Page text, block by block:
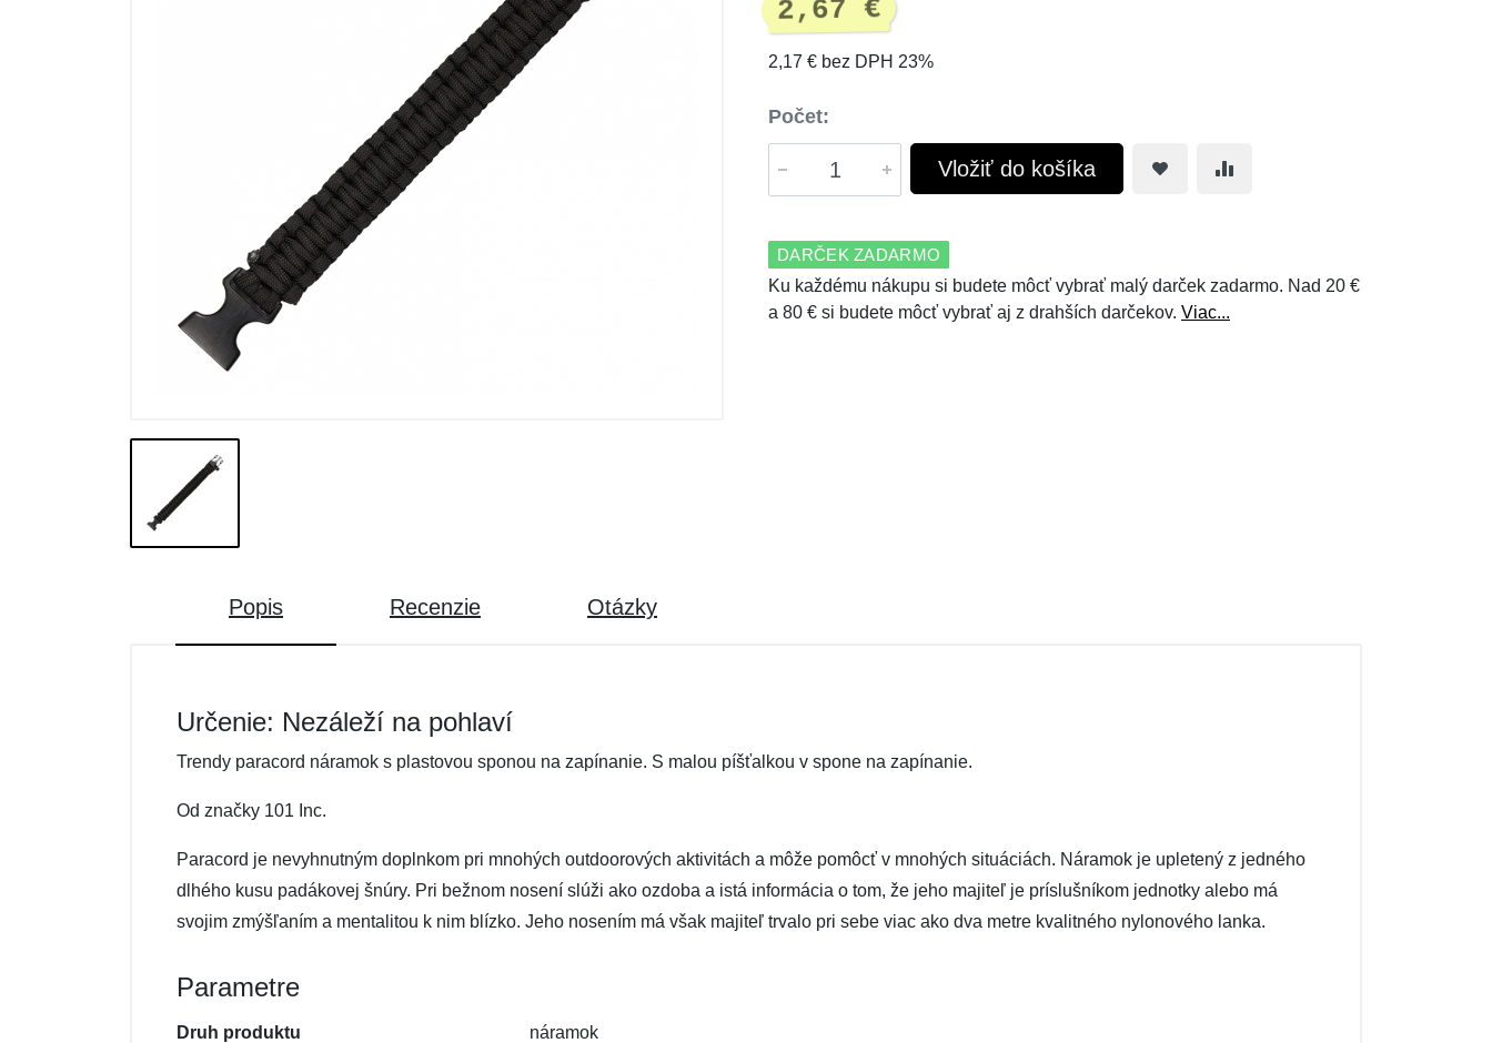
2,67 €
2,17 € bez DPH 23%
Počet:
Vložiť do košíka
DARČEK ZADARMO
Ku každému nákupu si budete môcť vybrať malý darček zadarmo. Nad 20 €
a 80 € si budete môcť vybrať aj z drahších darčekov. Viac...
Popis Recenzie Otázky
Určenie: Nezáleží na pohlaví
Trendy paracord náramok s plastovou sponou na zapínanie. S malou píšťalkou v spone na zapínanie.
Od značky 101 Inc.
Paracord je nevyhnutným doplnkom pri mnohých outdoorových aktivitách a môže pomôcť v mnohých situáciách. Náramok je upletený z jedného
dlhého kusu padákovej šnúry. Pri bežnom nosení slúži ako ozdoba a istá informácia o tom, že jeho majiteľ je príslušníkom jednotky alebo má
svojim zmýšľaním a mentalitou k nim blízko. Jeho nosením má však majiteľ trvalo pri sebe viac ako dva metre kvalitného nylonového lanka.
Parametre
Druh produktu náramok